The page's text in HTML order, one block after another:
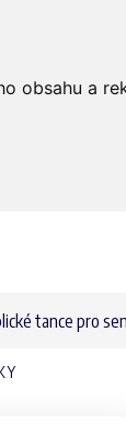
obsahu a
tance pro